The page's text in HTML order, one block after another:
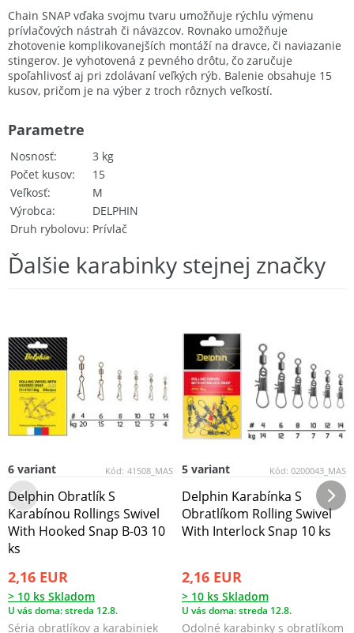
Chain SNAP vďaka svojmu tvaru umožňuje rýchlu výmenu
prívlačových nástrah či náväzcov. Rovnako umožňuje
zhotovenie komplikovanejších montáží na dravce, či naviazanie
stingerov. Je vyhotovená z pevného drôtu, čo zaručuje
spoľahlivosť aj pri zdolávaní veľkých rýb. Balenie obsahuje 15
kusov, pričom je na výber z troch rôznych veľkostí.
Nosnosť
3 kg
Počet kusov
15
Veľkosť
M
Výrobca
DELPHIN
Druh rybolovu Prívlač
Parametre
Ďalšie karabinky stejnej značky
Kód: 41508_MAS
6 variant
Delphin Obratlík S
Karabínou Rollings Swivel
With Hooked Snap B-03 10
ks
2,16 EUR
> 10 ks Skladom
U vás doma: streda 12.8.
Séria obratlíkov a karabiniek
Kód: 0200043_MAS
5 variant
Delphin Karabínka S
Obratlíkom Rolling Swivel
With Interlock Snap 10 ks
2,16 EUR
> 10 ks Skladom
U vás doma: streda 12.8.
Odolné karabinky s obratlíkom